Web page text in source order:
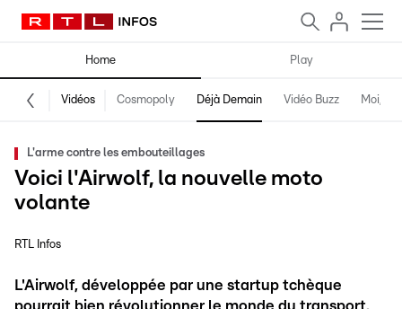
Home Play
Vidéos Cosmopoly Déjà Demain Vidéo Buzz Moi,
L'arme contre les embouteillages
Voici l'Airwolf, la nouvelle moto
volante
RTL Infos
L'Airwolf, développée par une startup tchèque
pourrait bien révolutionner le monde du transport.